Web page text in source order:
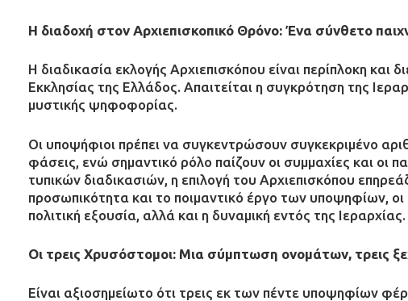
Η διαδοχή στον Αρχιεπισκοπικό Θρόνο: Ένα σύνθετο
Η διαδικασία εκλογής Αρχιεπισκόπου είναι περίπλοκη και
Εκκλησίας της Ελλάδος. Απαιτείται η συγκρότηση της
μυστικής ψηφοφορίας.
Οι υποψήφιοι πρέπει να συγκεντρώσουν συγκεκριμένο
φάσεις, ενώ σημαντικό ρόλο παίζουν οι συμμαχίες και οι
τυπικών διαδικασιών, η επιλογή του Αρχιεπισκόπου
προσωπικότητα και το ποιμαντικό έργο των υποψηφίων,
πολιτική εξουσία, αλλά και η δυναμική εντός της Ιεραρχίας.
Οι τρεις Χρυσόστομοι: Μια σύμπτωση ονομάτων, τρεις
Είναι αξιοσημείωτο ότι τρεις εκ των πέντε υποψηφίων